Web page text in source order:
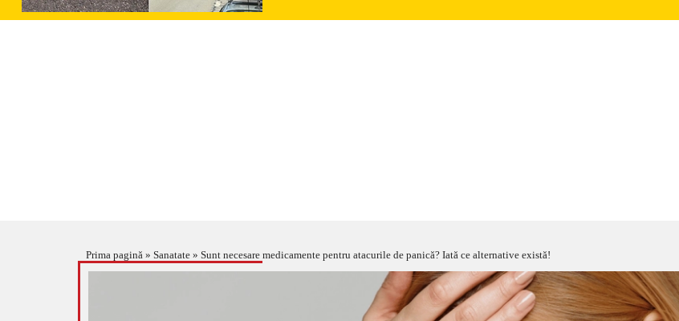
Prima pagină » Sanatate » Sunt necesare medicamente pentru atacurile de panică? Iată ce alternative există!